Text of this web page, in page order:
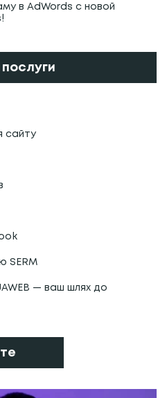
в AdWords с новой
послуги
сайту
SERM
— ваш шлях до